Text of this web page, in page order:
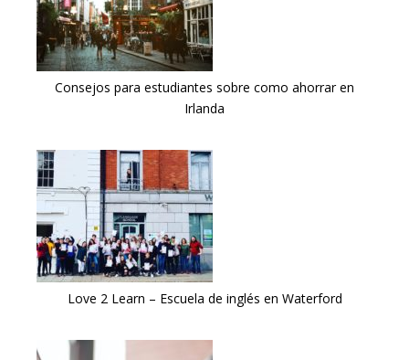
Consejos para estudiantes sobre como ahorrar en
Irlanda
Love 2 Learn – Escuela de inglés en Waterford